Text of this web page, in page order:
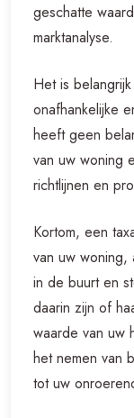
geschatte
marktanalyse.
Het is
onafhankelijke
heeft geen
van uw woning
richtlijnen en
Kortom, een
van uw woning,
in de buurt en
daarin zijn of
waarde van uw
het nemen van
tot uw